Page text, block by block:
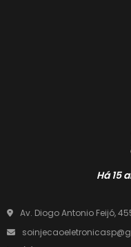
Há 15
Av. Diogo Antonio Feijó,